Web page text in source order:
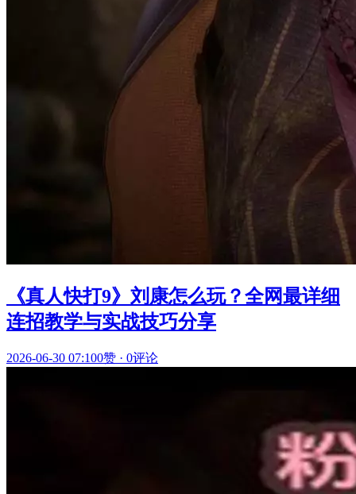
《真人快打9》刘康怎么玩？全网最详细
连招教学与实战技巧分享
2026-06-30 07:100赞 · 0评论